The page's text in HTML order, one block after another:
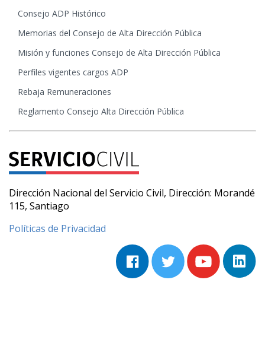
Consejo ADP Histórico
Memorias del Consejo de Alta Dirección Pública
Misión y funciones Consejo de Alta Dirección Pública
Perfiles vigentes cargos ADP
Rebaja Remuneraciones
Reglamento Consejo Alta Dirección Pública
Dirección Nacional del Servicio Civil, Dirección: Morandé
115, Santiago
Políticas de Privacidad